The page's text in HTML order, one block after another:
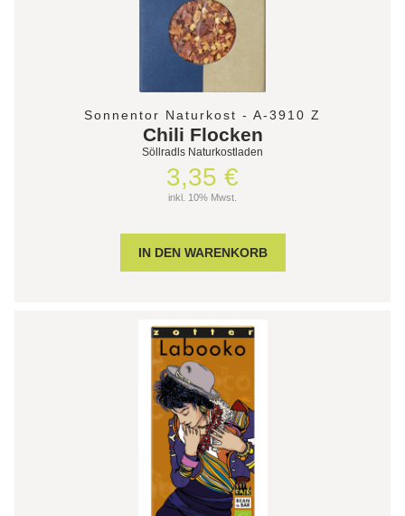
Sonnentor Naturkost - A-3910 Z
Chili Flocken
Söllradls Naturkostladen
3,35 €
inkl. 10% Mwst.